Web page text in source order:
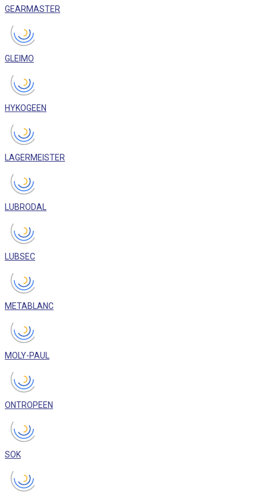
GEARMASTER
GLEIMO
HYKOGEEN
LAGERMEISTER
LUBRODAL
LUBSEC
METABLANC
MOLY-PAUL
ONTROPEEN
SOK